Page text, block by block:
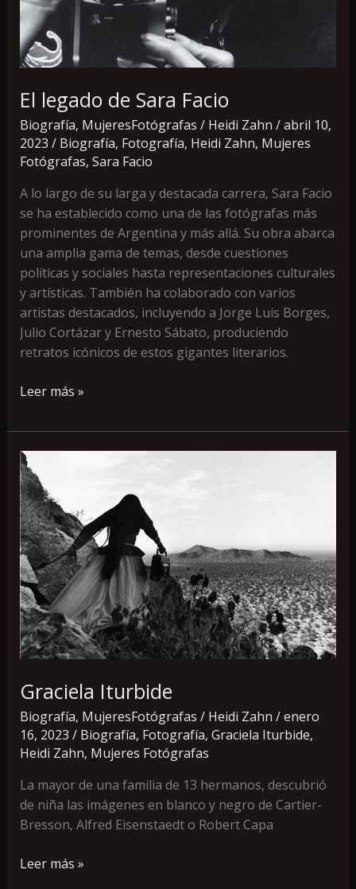
El legado de Sara Facio
Biografía, MujeresFotógrafas / Heidi Zahn /abril 10,
2023 / Biografía, Fotografía, Heidi Zahn, Mujeres
Fotógrafas, Sara Facio
A lo largo de su larga y destacada carrera, Sara Facio
se ha establecido como una de las fotógrafas más
prominentes de Argentina y más allá. Su obra abarca
una amplia gama de temas, desde cuestiones
políticas y sociales hasta representaciones culturales
y artísticas. También ha colaborado con varios
artistas destacados, incluyendo a Jorge Luis Borges,
Julio Cortázar y Ernesto Sábato, produciendo
retratos icónicos de estos gigantes literarios.
Leer más »
Graciela Iturbide
Biografía, MujeresFotógrafas / Heidi Zahn /enero
16, 2023 / Biografía, Fotografía, Graciela Iturbide,
Heidi Zahn, Mujeres Fotógrafas
La mayor de una familia de 13 hermanos, descubrió
de niña las imágenes en blanco y negro de Cartier-
Bresson, Alfred Eisenstaedt o Robert Capa
Graciela
Iturbide
Leer más »